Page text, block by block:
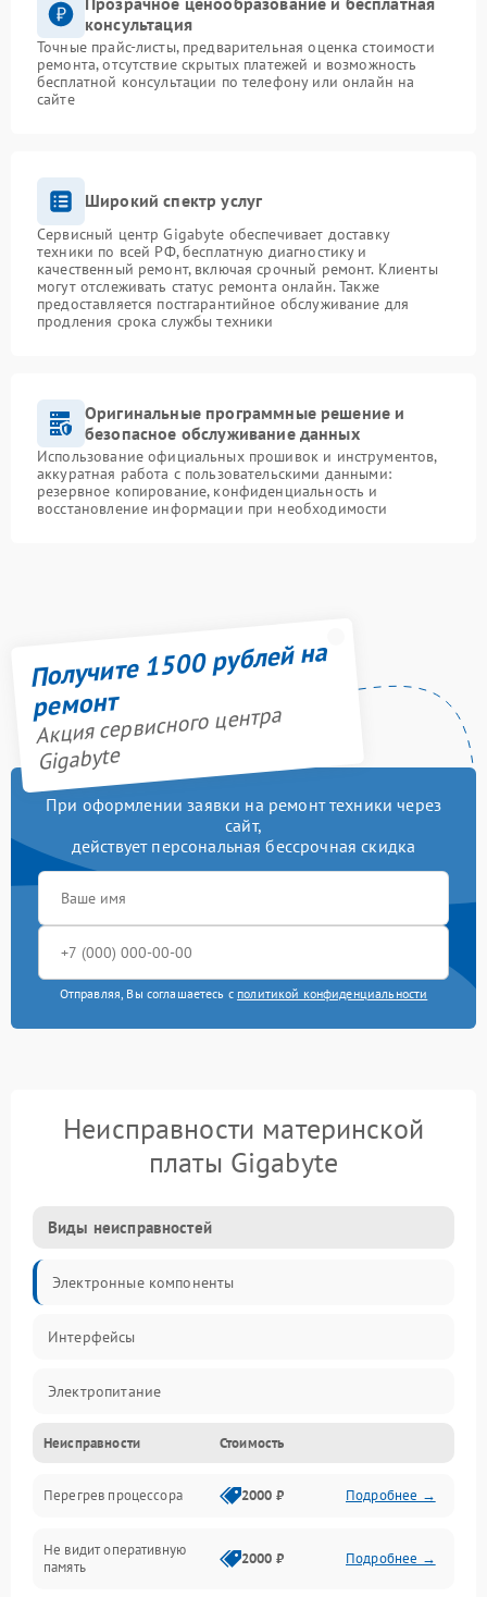
консультация
Точные прайс-листы, предварительная оценка стоимости
ремонта, отсутствие скрытых платежей и возможность
бесплатной консультации по телефону или онлайн на
сайте
Широкий спектр услуг
Сервисный центр Gigabyte обеспечивает доставку
техники по всей РФ, бесплатную диагностику и
качественный ремонт, включая срочный ремонт. Клиенты
могут отслеживать статус ремонта онлайн. Также
предоставляется постгарантийное обслуживание для
продления срока службы техники
Оригинальные программные решение и
безопасное обслуживание данных
Использование официальных прошивок и инструментов,
аккуратная работа с пользовательскими данными:
резервное копирование, конфиденциальность и
восстановление информации при необходимости
Получите 1500 рублей на
ремонт
Акция сервисного центра
Gigabyte
При оформлении заявки на ремонт техники через
сайт,
действует персональная бессрочная скидка
Отправляя, Вы соглашаетесь с политикой конфиденциальности
Неисправности материнской
платы Gigabyte
Виды неисправностей
Электронные компоненты
Интерфейсы
Электропитание
Корпус/Герметичность
Механика
ПО/Микропрограмма
Неисправности Стоимость
Перегрев процессора 2000 ₽ Подробнее →
Не видит оперативную
память
2000 ₽ Подробнее →